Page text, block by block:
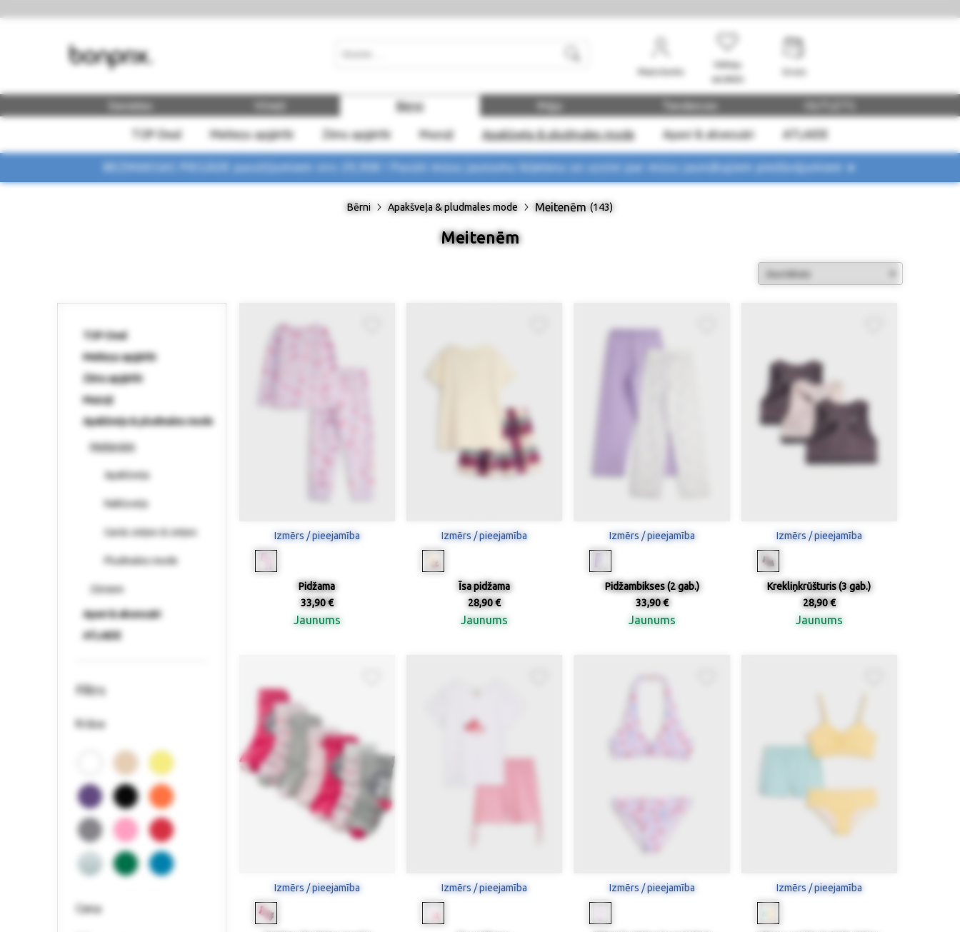
Mans konts
Vēlmju
saraksts
Sievietes Vīrieši Bērni
TOP-Deal Meiteņu apģērbi Zēnu apģērbi Mazuļi Apakšveļa & pludmales mode Apavi & aksesuāri ATLAIDE
Māja Tendences
BEZMAKSAS PIEGĀDE pasūtījumiem virs 29,90€ ! Pasūti mūsu jaunumu biļetenu un uzzini par mūsu jaunākajiem piedāvājumiem ➤
Bērni Apakšveļa & pludmales mode Meitenēm (143)
Meitenēm
TOP-Deal
Meiteņu apģērbi
Zēnu apģērbi
Mazuļi
Apakšveļa & pludmales mode
Meitenēm
Apakšveļa
Naktsveļa
Garās zeķes & zeķes
Pludmales mode
Zēniem
Apavi & aksesuāri
ATLAIDE
Filtrs
Krāsa
Cena
Izmērs / pieejamība
Pidžama
33,90 €
Jaunums
Izmērs / pieejamība
Īsa pidžama
28,90 €
Jaunums
Izmērs / pieejamība
Pidžambikses (2 gab.)
33,90 €
Jaunums
Izmērs / pieejamība
Krekliņkrūšturis (3 gab.)
28,90 €
Jaunums
Izmērs / pieejamība Izmērs / pieejamība Izmērs / pieejamība Izmērs / pieejamība